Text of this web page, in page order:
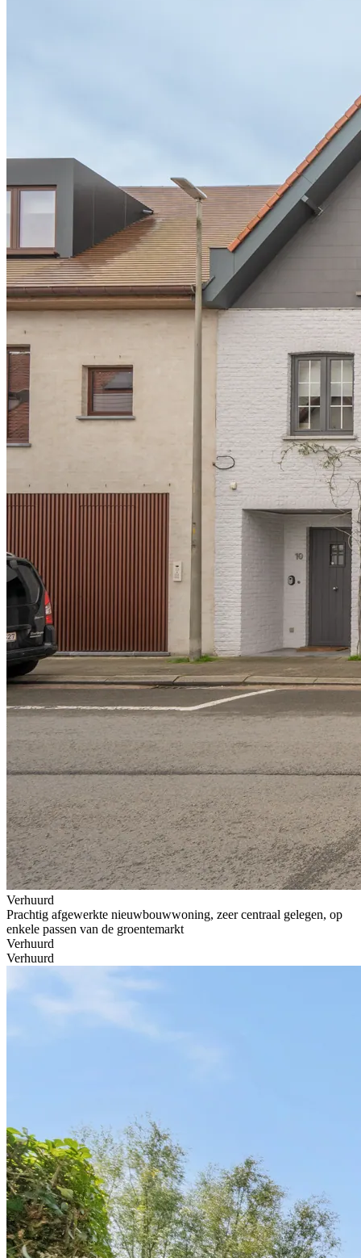
Verhuurd
Prachtig afgewerkte nieuwbouwwoning, zeer centraal gelegen, op
enkele passen van de groentemarkt
Verhuurd
Verhuurd